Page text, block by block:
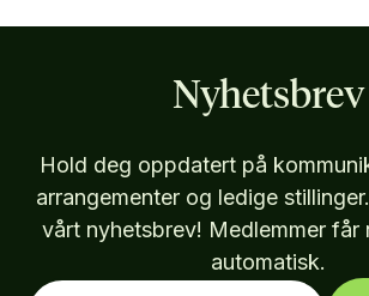
Nyhetsbrev
Hold deg oppdatert på
arrangementer og ledige
vårt nyhetsbrev! Medlemmer får
automatisk.